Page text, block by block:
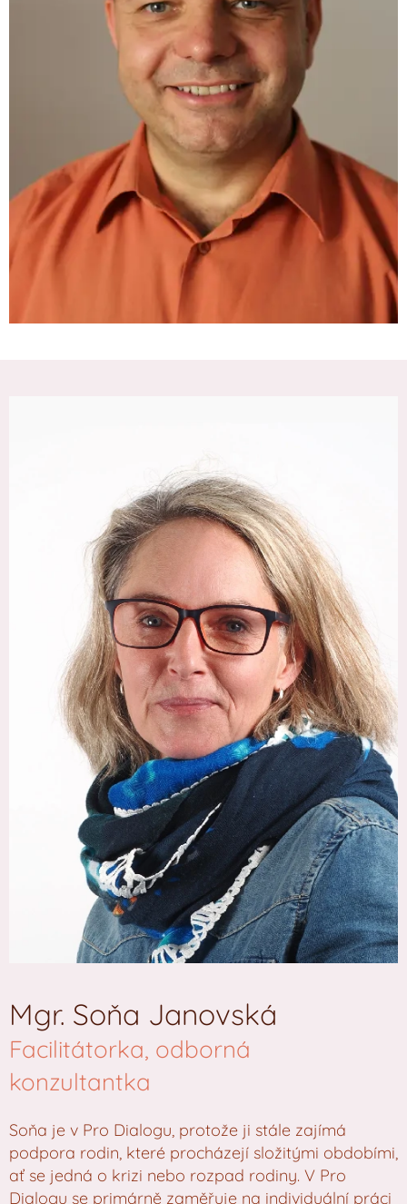
Mgr. Soňa Janovská
Facilitátorka, odborná
konzultantka
Soňa je v Pro Dialogu, protože ji stále zajímá
podpora rodin, které procházejí složitými obdobími,
ať se jedná o krizi nebo rozpad rodiny. V Pro
Dialogu se primárně zaměřuje na individuální práci